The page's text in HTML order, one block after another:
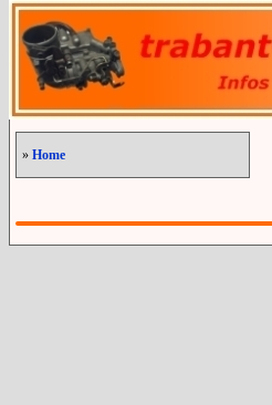
» Home